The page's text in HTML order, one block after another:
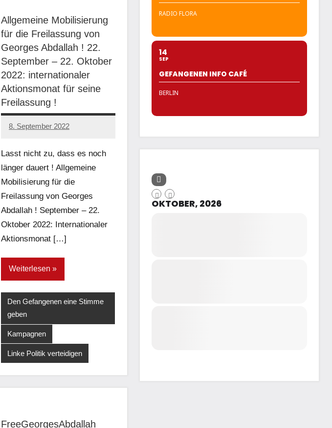
Allgemeine Mobilisierung
für die Freilassung von
Georges Abdallah ! 22.
September – 22. Oktober
2022: internationaler
Aktionsmonat für seine
Freilassung !
8. September 2022
network
Lasst nicht zu, dass es noch
länger dauert ! Allgemeine
Mobilisierung für die
Freilassung von Georges
Abdallah ! September – 22.
Oktober 2022: Internationaler
Aktionsmonat […]
Weiterlesen
Den Gefangenen eine Stimme
geben
Kampagnen
Linke Politik verteidigen
FreeGeorgesAbdallah
RADIO FLORA
14
SEP
GEFANGENEN INFO CAFÉ
BERLIN
OKTOBER, 2026